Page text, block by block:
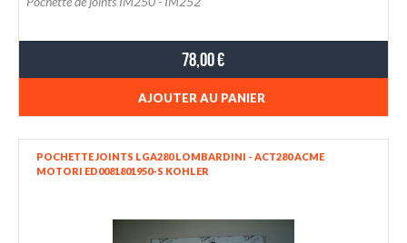
78,00 €
AJOUTER AU PANIER
POCHETTE JOINTS LGA280 LOMBARDINI - ACT280 ACME
MOTORI ED0081801950-S KOHLER